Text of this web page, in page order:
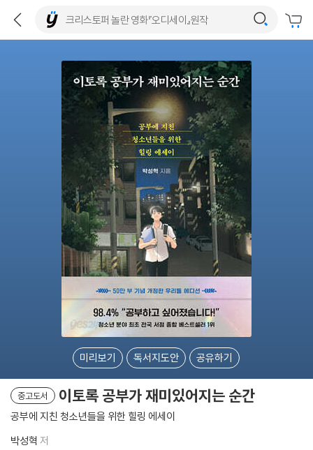
미리보기 독서지도안 공유하기
중고도서 이토록 공부가 재미있어지는 순간
공부에 지친 청소년들을 위한 힐링 에세이
박성혁 저